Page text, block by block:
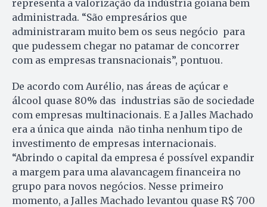
representa a valorização da indústria goiana bem
administrada. “São empresários que
administraram muito bem os seus negócio para
que pudessem chegar no patamar de concorrer
com as empresas transnacionais”, pontuou.
De acordo com Aurélio, nas áreas de açúcar e
álcool quase 80% das industrias são de sociedade
com empresas multinacionais. E a Jalles Machado
era a única que ainda não tinha nenhum tipo de
investimento de empresas internacionais.
“Abrindo o capital da empresa é possível expandir
a margem para uma alavancagem financeira no
grupo para novos negócios. Nesse primeiro
momento, a Jalles Machado levantou quase R$ 700